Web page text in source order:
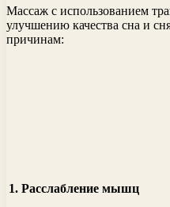
Массаж с использованием
улучшению качества сна и
причинам:
1. Расслабление мышц